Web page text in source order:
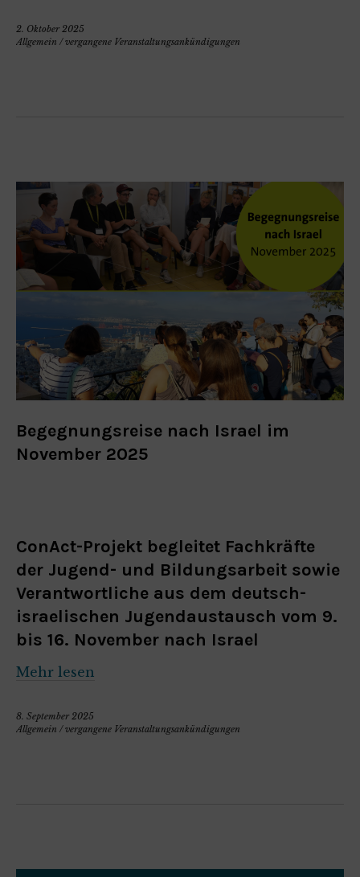
2. Oktober 2025
Allgemein /vergangene Veranstaltungsankündigungen
Begegnungsreise nach Israel im
November 2025
ConAct-Projekt begleitet Fachkräfte
der Jugend- und Bildungsarbeit sowie
Verantwortliche aus dem deutsch-
israelischen Jugendaustausch vom 9.
bis 16. November nach Israel
Mehr lesen
8. September 2025
Allgemein /vergangene Veranstaltungsankündigungen